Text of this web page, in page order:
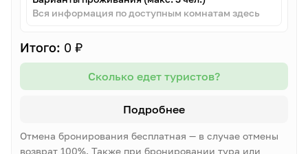
Вся информация по доступным комнатам здесь
Итого: 0 ₽
Сколько едет туристов?
Подробнее
Отмена бронирования бесплатная — в случае отмены
возврат 100%. Также при бронировании тура или